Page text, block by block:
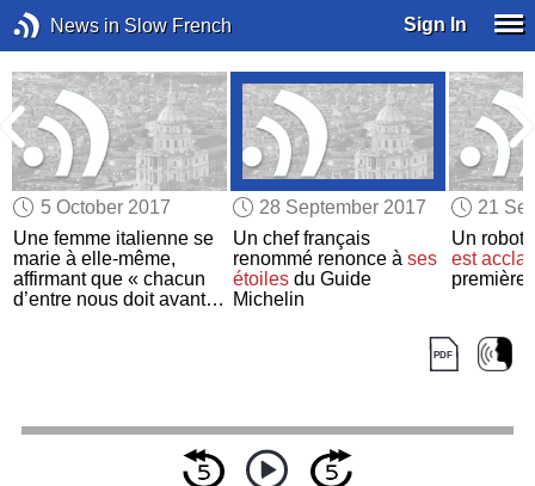
News in Slow French Sign In
5 October 2017
Une femme italienne se
marie à elle-même,
affirmant que « chacun
d’entre nous doit avant
28 September 2017
Un chef français
renommé renonce à ses
étoilesdu Guide
Michelin
21
Un robot
est
première